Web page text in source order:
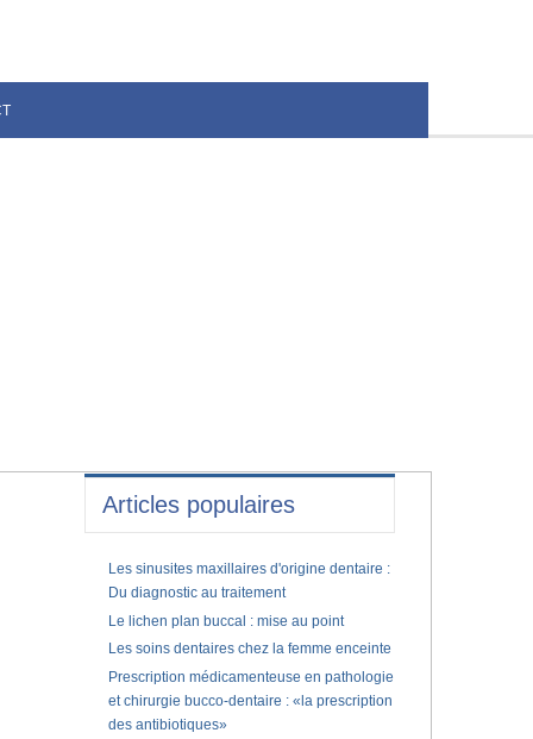
Articles populaires
Les sinusites maxillaires d'origine dentaire :
Du diagnostic au traitement
Le lichen plan buccal : mise au point
Les soins dentaires chez la femme enceinte
Prescription médicamenteuse en pathologie
et chirurgie bucco-dentaire : «la prescription
des antibiotiques»